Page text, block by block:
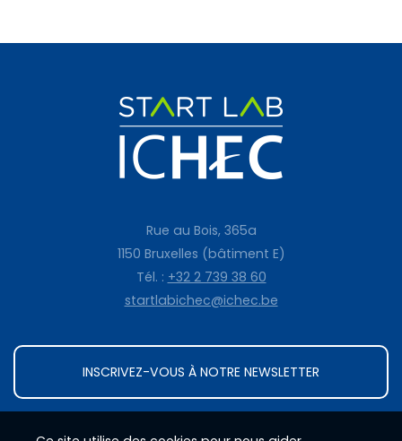
Rue au Bois, 365a
1150 Bruxelles (bâtiment E)
Tél. : +32 2 739 38 60
startlabichec@ichec.be
INSCRIVEZ-VOUS À NOTRE NEWSLETTER